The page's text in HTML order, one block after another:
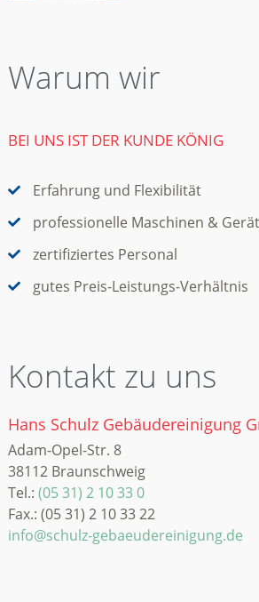
Warum wir
BEI UNS IST DER KUNDE KÖNIG
Erfahrung und Flexibilität
professionelle Maschinen &
zertifiziertes Personal
gutes Preis-Leistungs-Verhältnis
Kontakt zu uns
Hans Schulz Gebäudereinigung
Adam-Opel-Str. 8
38112 Braunschweig
Tel.: (05 31) 2 10 33 0
Fax.: (05 31) 2 10 33 22
info@schulz-gebaeudereinigung.de